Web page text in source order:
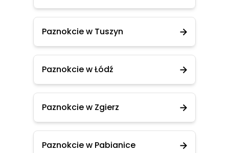
Paznokcie w Tuszyn
Paznokcie w Łódź
Paznokcie w Zgierz
Paznokcie w Pabianice